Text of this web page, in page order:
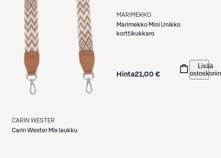
CARIN WESTER
Carin Wester Mix laukku
MARIMEKKO
Marimekko Mini Unikko
korttikukkaro
Hinta21,00 €
Lisää
ostoskoriin